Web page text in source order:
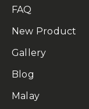
FAQ
New Product
Gallery
Blog
Malay